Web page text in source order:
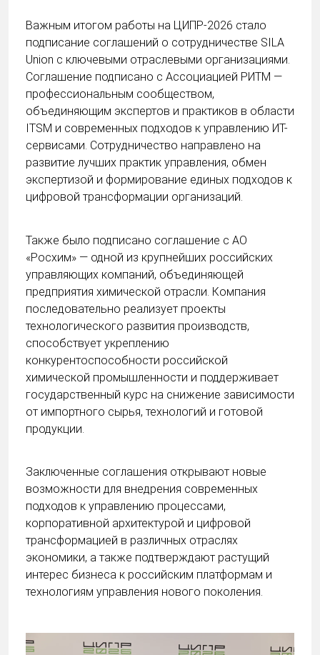
Важным итогом работы на ЦИПР-2026 стало
подписание соглашений о сотрудничестве SILA
Union с ключевыми отраслевыми организациями.
Соглашение подписано с Ассоциацией РИТМ —
профессиональным сообществом,
объединяющим экспертов и практиков в области
ITSM и современных подходов к управлению ИТ-
сервисами. Сотрудничество направлено на
развитие лучших практик управления, обмен
экспертизой и формирование единых подходов к
цифровой трансформации организаций.
Также было подписано соглашение с АО
«Росхим» — одной из крупнейших российских
управляющих компаний, объединяющей
предприятия химической отрасли. Компания
последовательно реализует проекты
технологического развития производств,
способствует укреплению
конкурентоспособности российской
химической промышленности и поддерживает
государственный курс на снижение зависимости
от импортного сырья, технологий и готовой
продукции.
Заключенные соглашения открывают новые
возможности для внедрения современных
подходов к управлению процессами,
корпоративной архитектурой и цифровой
трансформацией в различных отраслях
экономики, а также подтверждают растущий
интерес бизнеса к российским платформам и
технологиям управления нового поколения.